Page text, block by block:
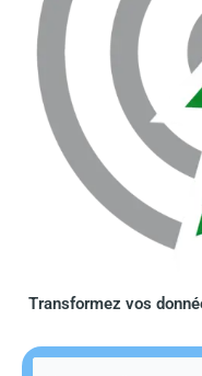
Transformez vos